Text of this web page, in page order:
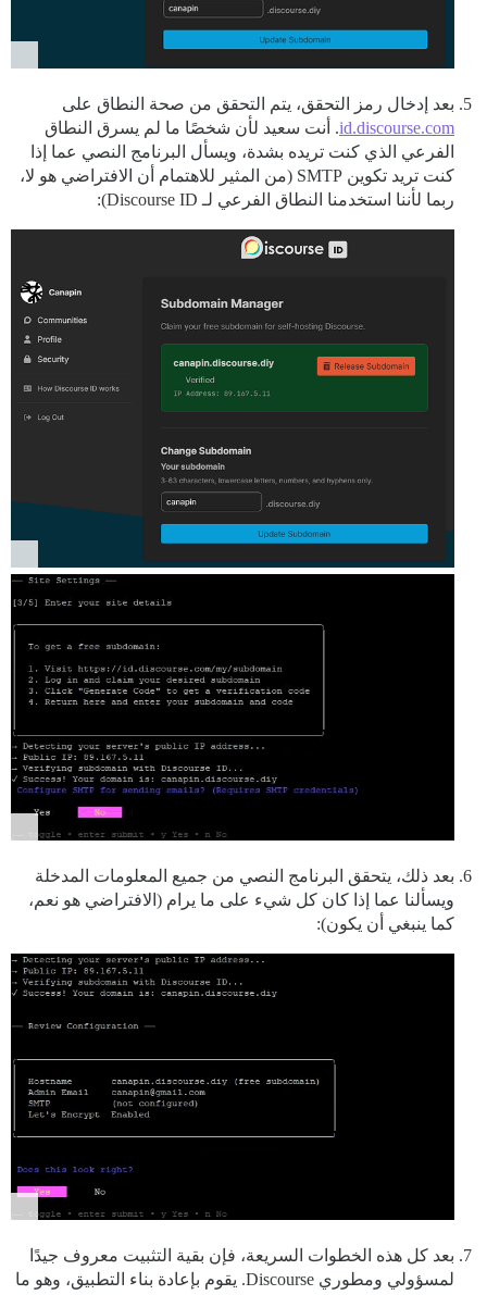
بعد إدخال رمز التحقق، يتم التحقق من صحة النطاق على
id.discourse.com. أنت سعيد لأن شخصًا ما لم يسرق النطاق
الفرعي الذي كنت تريده بشدة، ويسأل البرنامج النصي عما إذا
كنت تريد تكوين SMTP (من المثير للاهتمام أن الافتراضي هو لا،
ربما لأننا استخدمنا النطاق الفرعي لـ Discourse ID):
بعد ذلك، يتحقق البرنامج النصي من جميع المعلومات المدخلة
ويسألنا عما إذا كان كل شيء على ما يرام (الافتراضي هو نعم،
كما ينبغي أن يكون):
بعد كل هذه الخطوات السريعة، فإن بقية التثبيت معروف جيدًا
لمسؤولي ومطوري Discourse. يقوم بإعادة بناء التطبيق، وهو ما